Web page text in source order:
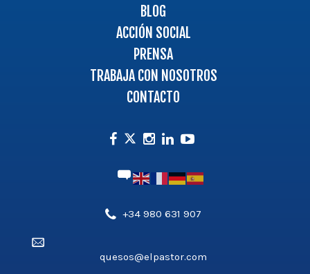
BLOG
ACCIÓN SOCIAL
PRENSA
TRABAJA CON NOSOTROS
CONTACTO
Facebook
TwitterInstagram
LinkedinYoutube
Teléfono',
>
+34 980 631 907
'aldea_v3');
quesos@elpastor.com